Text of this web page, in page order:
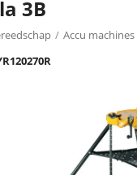
3B
/ Accu machines